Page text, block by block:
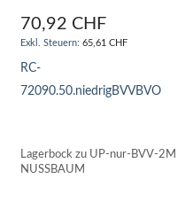
70,92 CHF
65,61 CHF
RC-
72090.50.niedrigBVVBVO
Lagerbock zu UP-nur-BVV-2M
NUSSBAUM